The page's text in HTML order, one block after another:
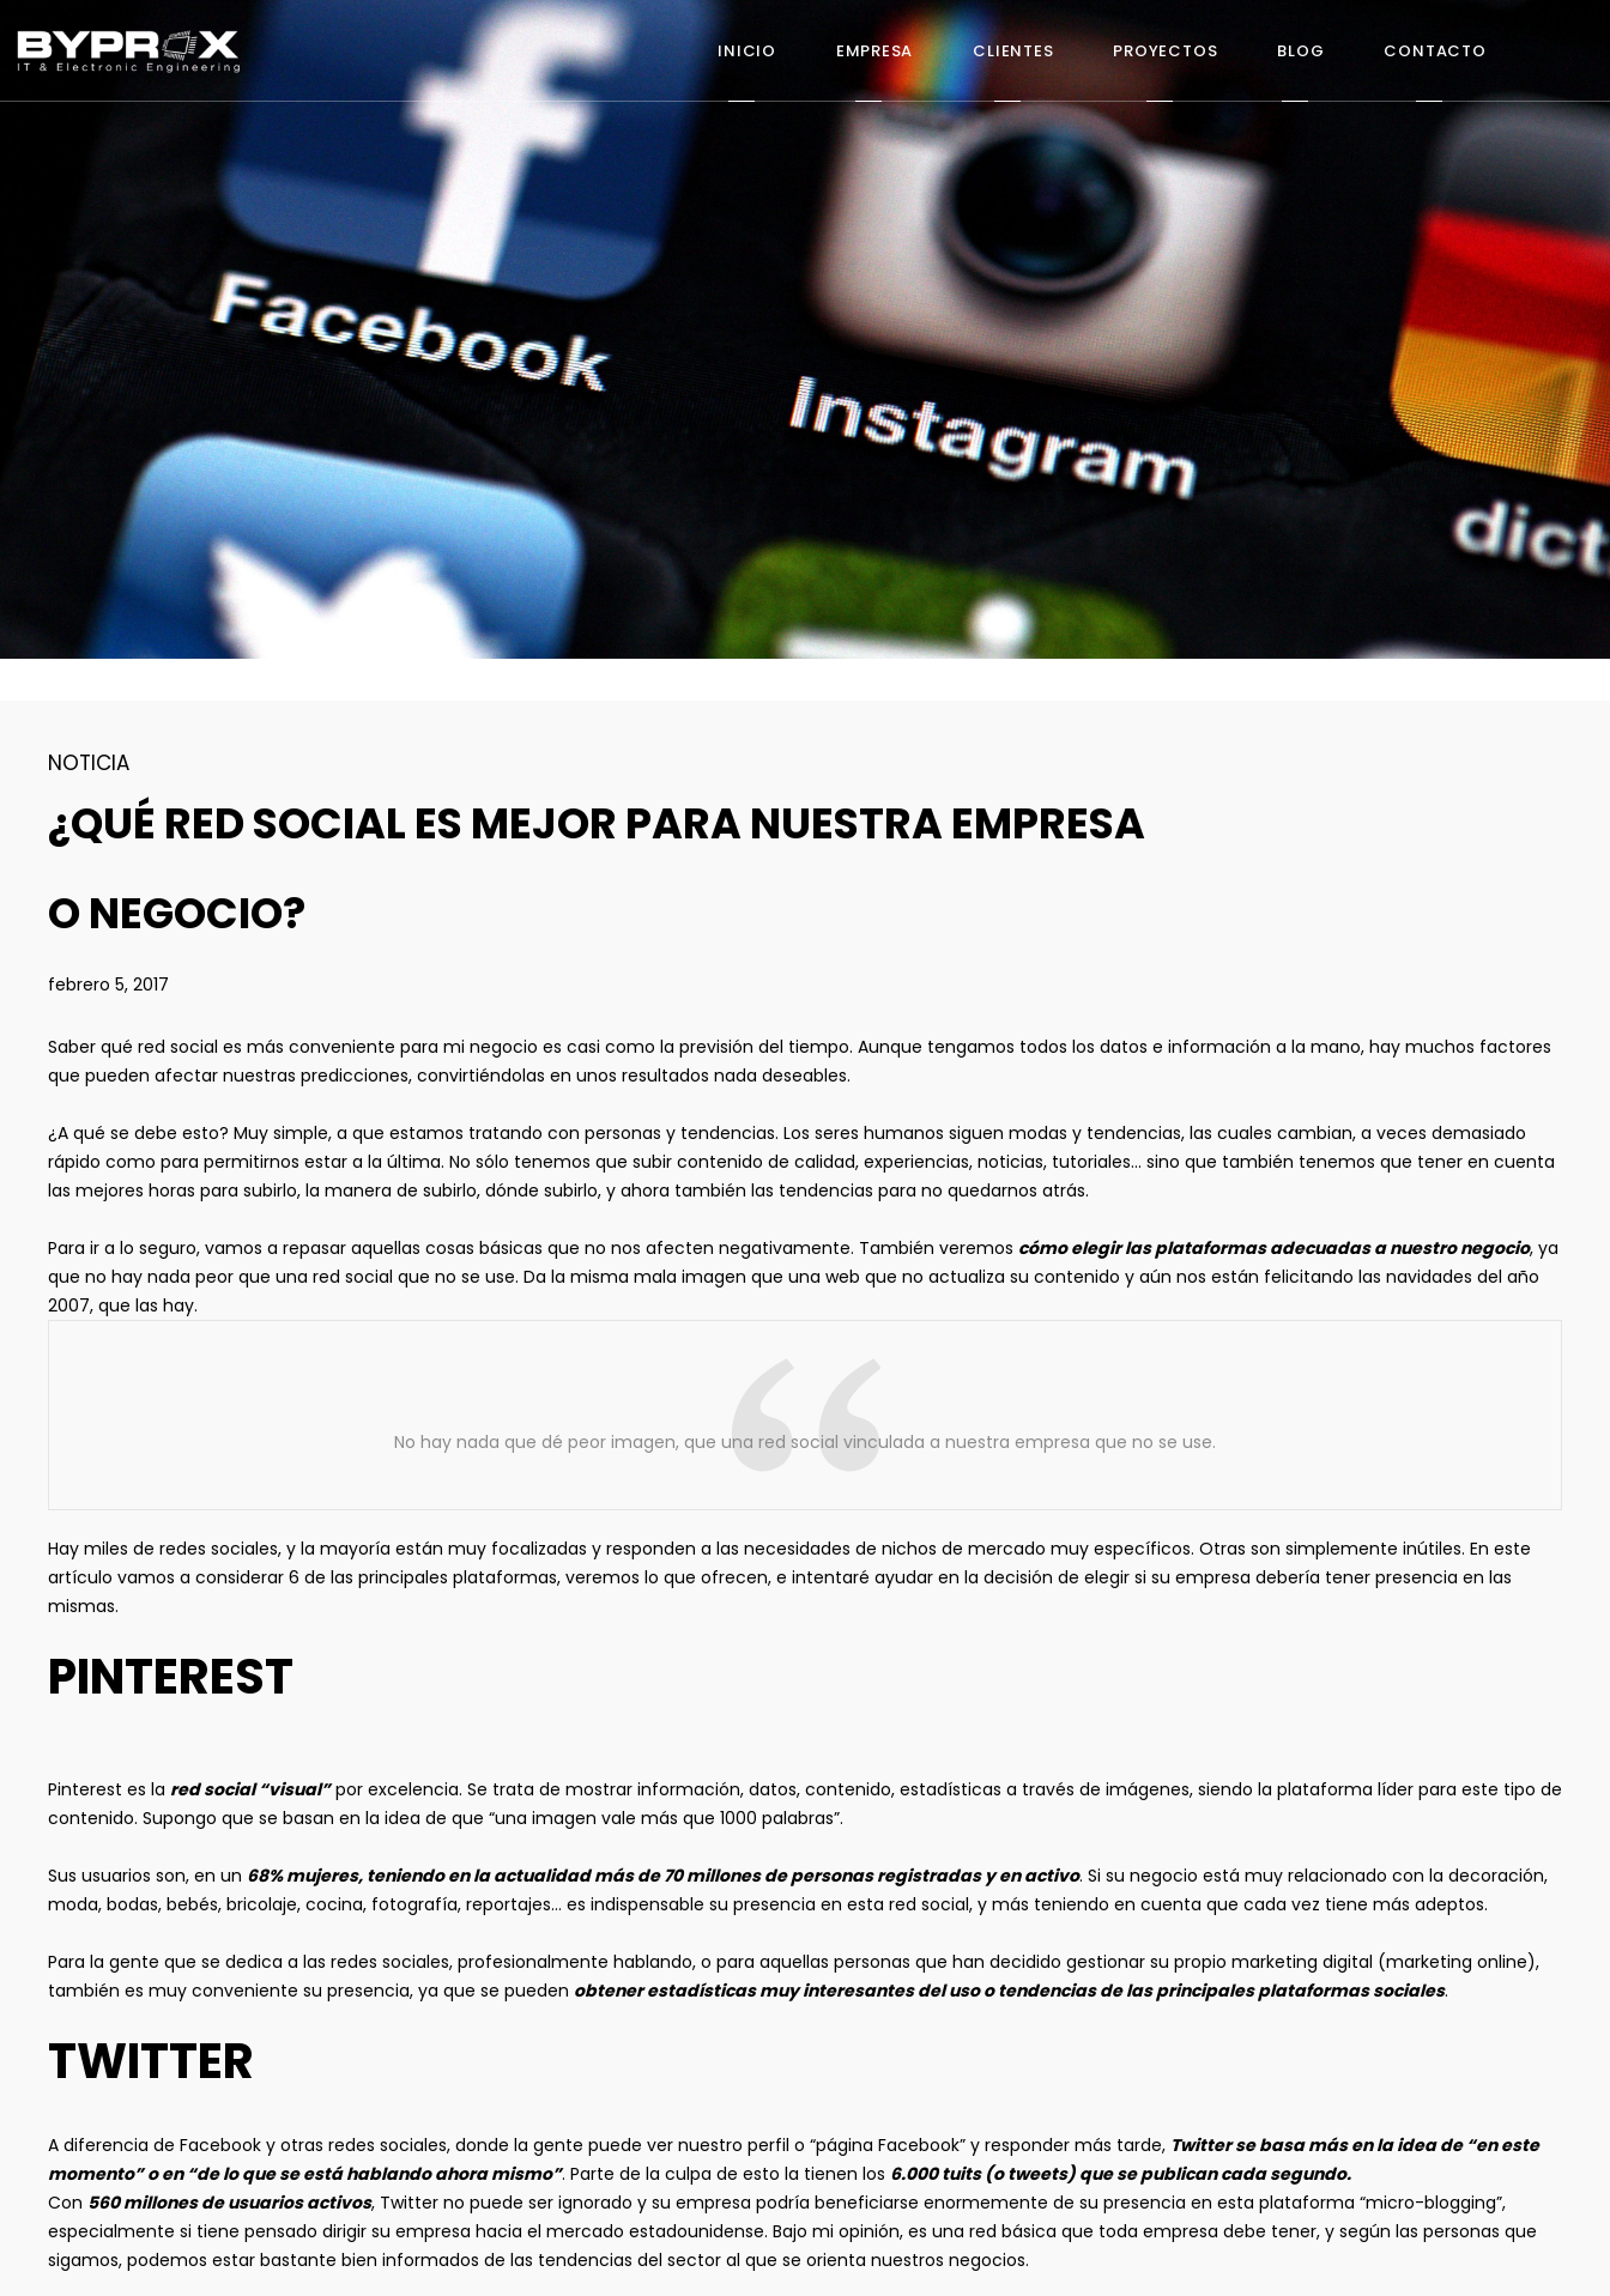
INICIO EMPRESA CLIENTES PROYECTOS BLOG CONTACTO
NOTICIA
¿QUÉ RED SOCIAL ES MEJOR PARA NUESTRA EMPRESA
O NEGOCIO?
febrero 5, 2017
Saber qué red social es más conveniente para mi negocio es casi como la previsión del tiempo. Aunque tengamos todos los datos e información a la mano, hay muchos factores
que pueden afectar nuestras predicciones, convirtiéndolas en unos resultados nada deseables.
¿A qué se debe esto? Muy simple, a que estamos tratando con personas y tendencias. Los seres humanos siguen modas y tendencias, las cuales cambian, a veces demasiado
rápido como para permitirnos estar a la última. No sólo tenemos que subir contenido de calidad, experiencias, noticias, tutoriales… sino que también tenemos que tener en cuenta
las mejores horas para subirlo, la manera de subirlo, dónde subirlo, y ahora también las tendencias para no quedarnos atrás.
Para ir a lo seguro, vamos a repasar aquellas cosas básicas que no nos afecten negativamente. También veremos cómo elegir las plataformas adecuadas a nuestro negocio, ya
que no hay nada peor que una red social que no se use. Da la misma mala imagen que una web que no actualiza su contenido y aún nos están felicitando las navidades del año
2007, que las hay.
No hay nada que dé peor imagen, que una red social vinculada a nuestra empresa que no se use.
Hay miles de redes sociales, y la mayoría están muy focalizadas y responden a las necesidades de nichos de mercado muy específicos. Otras son simplemente inútiles. En este
artículo vamos a considerar 6 de las principales plataformas, veremos lo que ofrecen, e intentaré ayudar en la decisión de elegir si su empresa debería tener presencia en las
mismas.
PINTEREST
Pinterest es la red social “visual”por excelencia. Se trata de mostrar información, datos, contenido, estadísticas a través de imágenes, siendo la plataforma líder para este tipo de
contenido. Supongo que se basan en la idea de que “una imagen vale más que 1000 palabras”.
Sus usuarios son, en un 68% mujeres, teniendo en la actualidad más de 70 millones de personas registradas y en activo. Si su negocio está muy relacionado con la decoración,
moda, bodas, bebés, bricolaje, cocina, fotografía, reportajes… es indispensable su presencia en esta red social, y más teniendo en cuenta que cada vez tiene más adeptos.
Para la gente que se dedica a las redes sociales, profesionalmente hablando, o para aquellas personas que han decidido gestionar su propio marketing digital (marketing online),
también es muy conveniente su presencia, ya que se pueden obtener estadísticas muy interesantes del uso o tendencias de las principales plataformas sociales.
TWITTER
A diferencia de Facebook y otras redes sociales, donde la gente puede ver nuestro perfil o “página Facebook” y responder más tarde, Twitter se basa más en la idea de “en este
momento” o en “de lo que se está hablando ahora mismo”. Parte de la culpa de esto la tienen los 6.000 tuits (o tweets) que se publican cada segundo.
Con 560 millones de usuarios activos, Twitter no puede ser ignorado y su empresa podría beneficiarse enormemente de su presencia en esta plataforma “micro-blogging”,
especialmente si tiene pensado dirigir su empresa hacia el mercado estadounidense. Bajo mi opinión, es una red básica que toda empresa debe tener, y según las personas que
sigamos, podemos estar bastante bien informados de las tendencias del sector al que se orienta nuestros negocios.